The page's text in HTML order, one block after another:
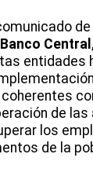
Banco Central
entidades
coherentes
de las
los
de la